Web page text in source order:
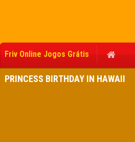
Friv Online Jogos Grátis
PRINCESS BIRTHDAY IN HAWAII